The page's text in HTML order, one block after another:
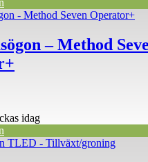
– Method
idag